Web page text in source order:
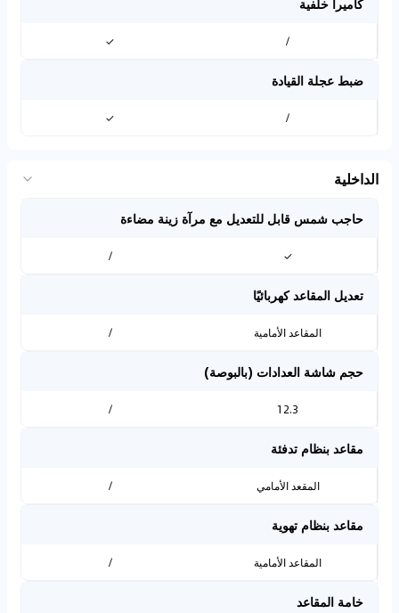
/
✓
ضبط عجلة القيادة
/
✓
الداخلية
حاجب شمس قابل للتعديل مع مرآة زينة مضاءة
✓
/
تعديل المقاعد كهربائيًا
المقاعد الأمامية /
حجم شاشة العدادات (بالبوصة)
12.3
/
مقاعد بنظام تدفئة
المقعد الأمامي /
مقاعد بنظام تهوية
المقاعد الأمامية /
خامة المقاعد